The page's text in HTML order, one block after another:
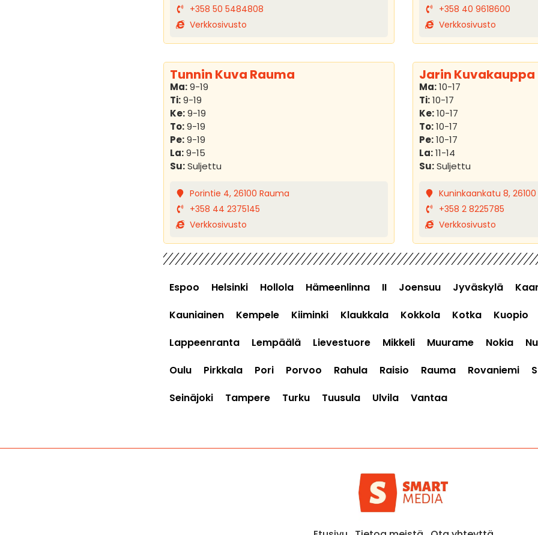
+358 50 5484808
Verkkosivusto
+358 40 9618600
Verkkosivusto
Tunnin Kuva Rauma
Ma:9-19
Ti:9-19
Ke:9-19
To:9-19
Pe:9-19
La:9-15
Su:Suljettu
Porintie 4, 26100 Rauma
+358 44 2375145
Verkkosivusto
Jarin Kuvakauppa
Ma:10-17
Ti:10-17
Ke:10-17
To:10-17
Pe:10-17
La:11-14
Su:Suljettu
Kuninkaankatu 8,
+358 2 8225785
Verkkosivusto
Espoo Helsinki Hollola Hämeenlinna II Joensuu Jyväskylä
Kauniainen
Kempele Kiiminki Klaukkala Kokkola Kotka
Kuopio
Lappeenranta
Lempäälä Lievestuore Mikkeli Muurame Nokia
Oulu
Pirkkala Pori Porvoo Rahula Raisio Rauma Rovaniemi
Seinäjoki
Tampere Turku Tuusula Ulvila Vantaa